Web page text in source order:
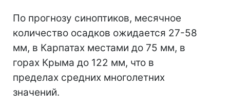
По прогнозу синоптиков, месячное
количество осадков ожидается 27-58
мм, в Карпатах местами до 75 мм, в
горах Крыма до 122 мм, что в
пределах средних многолетних
значений.